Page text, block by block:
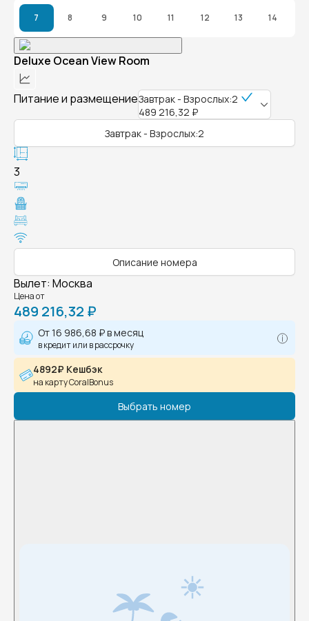
7 8 9 10 11 12 13 14
Deluxe Ocean View Room
Питание и размещениеЗавтрак - Взрослых:2
489 216,32 ₽
Завтрак - Взрослых:2
3
Описание номера
Вылет: Москва
Цена от
489 216,32 ₽
От16 986,68 ₽в месяц
в кредит или в рассрочку
4892₽ Кешбэк
на карту CoralBonus
Выбрать номер